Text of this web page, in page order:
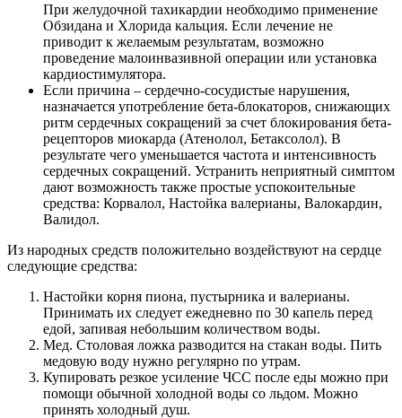
При желудочной тахикардии необходимо применение
Обзидана и Хлорида кальция. Если лечение не
приводит к желаемым результатам, возможно
проведение малоинвазивной операции или установка
кардиостимулятора.
Если причина – сердечно-сосудистые нарушения,
назначается употребление бета-блокаторов, снижающих
ритм сердечных сокращений за счет блокирования бета-
рецепторов миокарда (Атенолол, Бетаксолол). В
результате чего уменьшается частота и интенсивность
сердечных сокращений. Устранить неприятный симптом
дают возможность также простые успокоительные
средства: Корвалол, Настойка валерианы, Валокардин,
Валидол.
Из народных средств положительно воздействуют на сердце
следующие средства:
Настойки корня пиона, пустырника и валерианы.
Принимать их следует ежедневно по 30 капель перед
едой, запивая небольшим количеством воды.
Мед. Столовая ложка разводится на стакан воды. Пить
медовую воду нужно регулярно по утрам.
Купировать резкое усиление ЧСС после еды можно при
помощи обычной холодной воды со льдом. Можно
принять холодный душ.